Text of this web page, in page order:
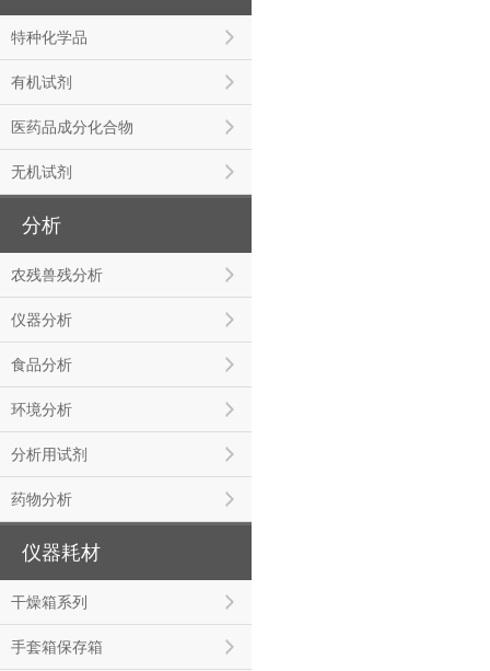
特种化学品
有机试剂
医药品成分化合物
无机试剂
分析
农残兽残分析
仪器分析
食品分析
环境分析
分析用试剂
药物分析
仪器耗材
干燥箱系列
手套箱保存箱